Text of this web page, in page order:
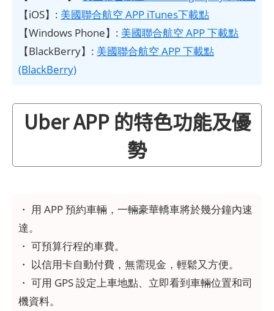
【iOS】: 美國聯合航空 APP iTunes下載點
【Windows Phone】: 美國聯合航空 APP 下載點
【BlackBerry】: 美國聯合航空 APP 下載點
(BlackBerry)
Uber APP 的特色功能及優
勢
・ 用 APP 預約車輛，一輛豪華轎車將於幾分鐘內速
達。
・ 可預算行程的車費。
・ 以信用卡自動付費，無需現金，輕鬆又方便。
・ 可用 GPS 設定上車地點、立即看到車輛位置和司
機資料。